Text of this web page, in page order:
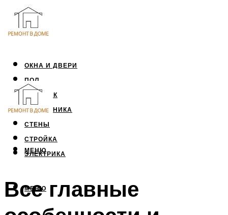
ОКНА И ДВЕРИ
ПОЛ
ПОТОЛОК
САНТЕХНИКА
СТЕНЫ
СТРОЙКА
ЭЛЕКТРИКА
МЕНЮ
МЕНЮ
Все главные